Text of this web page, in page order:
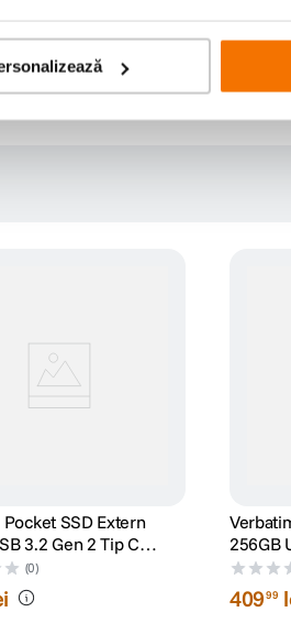
prima recenzie
SSD Extern
3.2 Gen 2 Tip C
(0)
256GB
Negru/
40999